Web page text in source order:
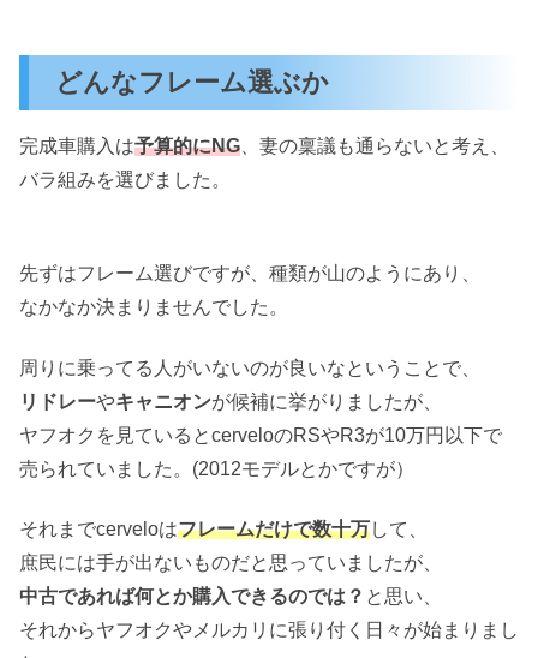
どんなフレーム選ぶか
完成車購入は予算的にNG 、妻の稟議も通らないと考え、
バラ組みを選びました。
先ずはフレーム選びですが、種類が山のようにあり、
なかなか決まりませんでした。
周りに乗ってる人がいないのが良いなということで、
リドレーやキャニオンが候補に挙がりましたが、
ヤフオクを見ているとcerveloのRSやR3が10万円以下で
売られていました。(2012モデルとかですが）
それまでcerveloはフレームだけで数十万して、
庶民には手が出ないものだと思っていましたが、
中古であれば何とか購入できるのでは？ と思い、
それからヤフオクやメルカリに張り付く日々が始まりまし